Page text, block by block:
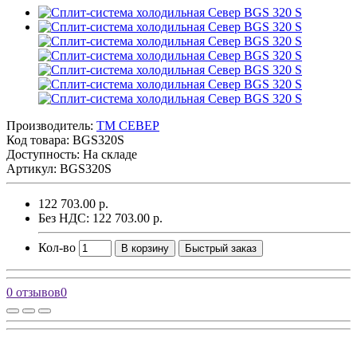
Производитель: ТМ СЕВЕР
Код товара: BGS320S
Доступность: На складе
Артикул: BGS320S
122 703.00 р.
Без НДС: 122 703.00 р.
Кол-во В корзину Быстрый заказ
0 отзывов0